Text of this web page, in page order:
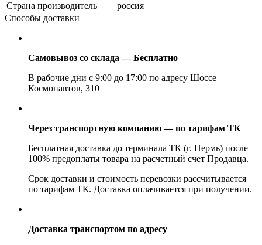
Страна производитель
россия
Способы доставки
Самовывоз со склада — Бесплатно
В рабочие дни с 9:00 до 17:00 по адресу Шоссе
Космонавтов, 310
Через транспортную компанию — по тарифам ТК
Бесплатная доставка до терминала ТК (г. Пермь) после
100% предоплаты товара на расчетный счет Продавца.
Срок доставки и стоимость перевозки рассчитывается
по тарифам ТК. Доставка оплачивается при получении.
Доставка транспортом по адресу